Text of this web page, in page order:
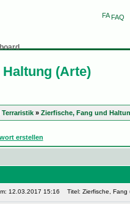
FAQ
(Arte)
» Zierfische, Fang und
12.03.2017 15:16 Titel: Zierfische, Fang